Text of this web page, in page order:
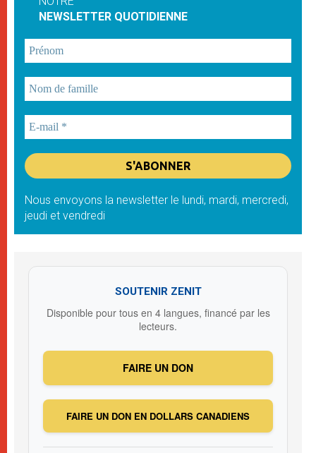
NEWSLETTER QUOTIDIENNE
Nous envoyons la newsletter le lundi, mardi, mercredi,
jeudi et vendredi
SOUTENIR ZENIT
Disponible pour tous en 4 langues, financé par les
lecteurs.
FAIRE UN DON
FAIRE UN DON EN DOLLARS CANADIENS